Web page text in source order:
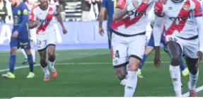
FUTEBOL INTERNACIONAL
COMO APOSTAR
MAIS ESPORTES